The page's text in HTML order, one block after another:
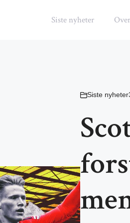
Siste nyheter
Siste nyheter